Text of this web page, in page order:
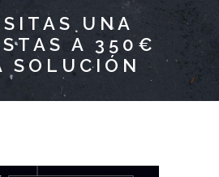
UNA
A 350€
SOLUCIÓN